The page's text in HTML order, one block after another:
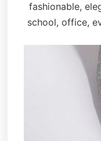
fashionable,
school, office,